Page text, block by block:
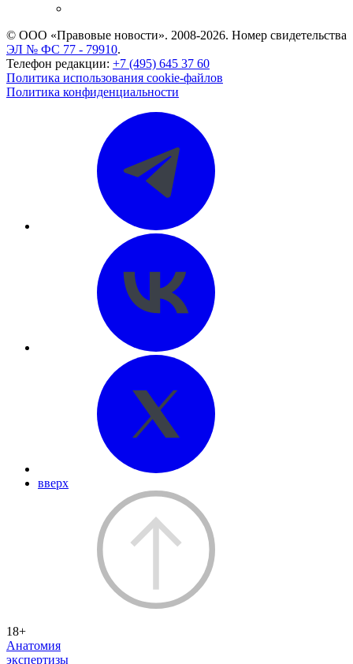
© ООО «Правовые новости». 2008-2026. Номер свидетельства
ЭЛ № ФС 77 - 79910.
Телефон редакции: +7 (495) 645 37 60
Политика использования cookie-файлов
Политика конфиденциальности
вверх
18+
Анатомия
экспертизы